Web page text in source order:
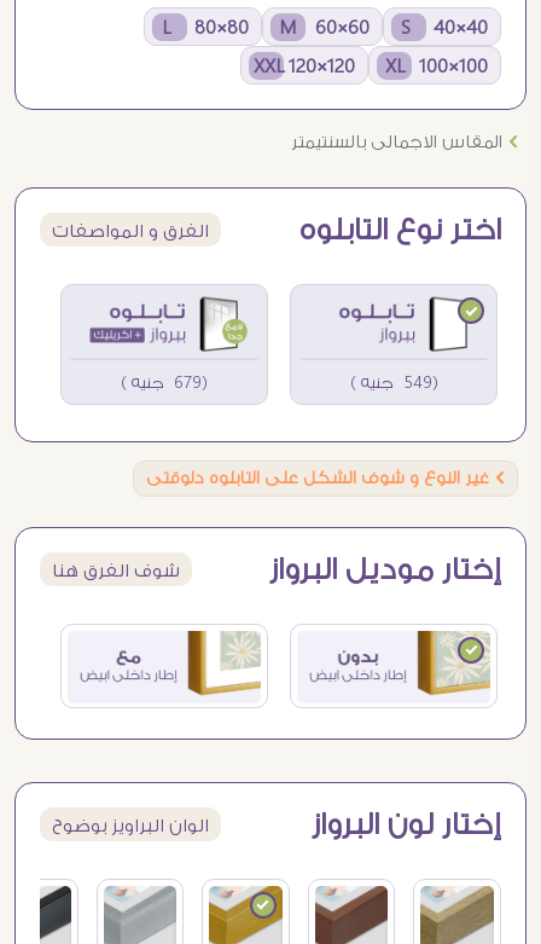
40×40 S
60×60 M
80×80 L
100×100 XL
120×120 XXL
Ö المقاس الاجمالى بالسنتيمتر
اختر نوع التابلوه الفرق و المواصفات
(549 جنيه ) (679 جنيه )
Ö غير النوع و شوف الشكل على التابلوه دلوقتى
إختار موديل البرواز شوف الفرق هنا
إختار لون البرواز الوان البراويز بوضوح